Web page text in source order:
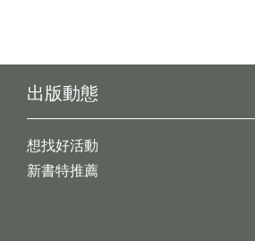
出版動態
想找好活動
新書特推薦